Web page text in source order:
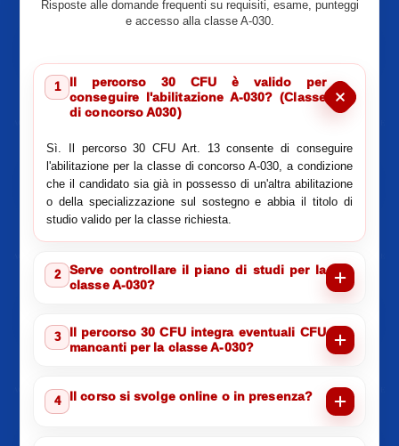
Risposte alle domande frequenti su requisiti, esame, punteggi
e accesso alla classe A-030.
1
Il percorso 30 CFU è valido per
conseguire l'abilitazione A-030? (Classe
di concorso A030)
Sì. Il percorso 30 CFU Art. 13 consente di conseguire
l'abilitazione per la classe di concorso A-030, a condizione
che il candidato sia già in possesso di un'altra abilitazione
o della specializzazione sul sostegno e abbia il titolo di
studio valido per la classe richiesta.
2
Serve controllare il piano di studi per la
classe A-030?
3
Il percorso 30 CFU integra eventuali CFU
mancanti per la classe A-030?
4 Il corso si svolge online o in presenza?